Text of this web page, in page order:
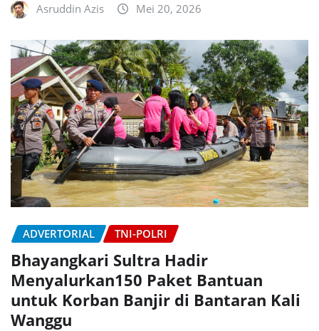
Asruddin Azis Mei 20, 2026
ADVERTORIAL TNI-POLRI
Bhayangkari Sultra Hadir
Menyalurkan150 Paket Bantuan
untuk Korban Banjir di Bantaran Kali
Wanggu